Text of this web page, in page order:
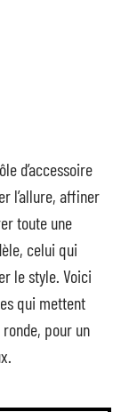
d’accessoire
l’allure, affiner
toute une
celui qui
le style. Voici
qui mettent
pour un